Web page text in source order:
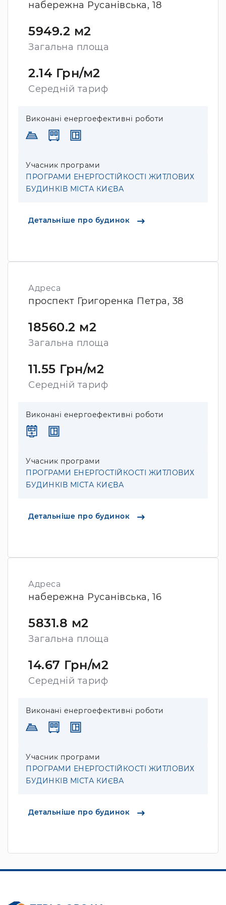
набережна Русанівська, 18
5949.2 м2
Загальна площа
2.14 Грн/м2
Середній тариф
Виконані енергоефективні роботи
Учасник програми
ПРОГРАМИ ЕНЕРГОСТІЙКОСТІ ЖИТЛОВИХ
БУДИНКІВ МІСТА КИЄВА
Детальніше про будинок
Адреса
проспект Григоренка Петра, 38
18560.2 м2
Загальна площа
11.55 Грн/м2
Середній тариф
Виконані енергоефективні роботи
Учасник програми
ПРОГРАМИ ЕНЕРГОСТІЙКОСТІ ЖИТЛОВИХ
БУДИНКІВ МІСТА КИЄВА
Детальніше про будинок
Адреса
набережна Русанівська, 16
5831.8 м2
Загальна площа
14.67 Грн/м2
Середній тариф
Виконані енергоефективні роботи
Учасник програми
ПРОГРАМИ ЕНЕРГОСТІЙКОСТІ ЖИТЛОВИХ
БУДИНКІВ МІСТА КИЄВА
Детальніше про будинок